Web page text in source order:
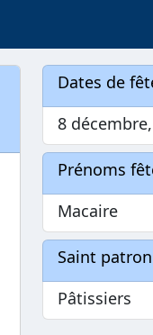
Dates de
8
Prénoms
Macaire
Saint patron
Pâtissiers